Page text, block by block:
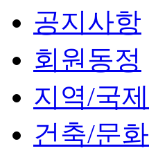
공지사항
회원동정
지역/국제
건축/문화